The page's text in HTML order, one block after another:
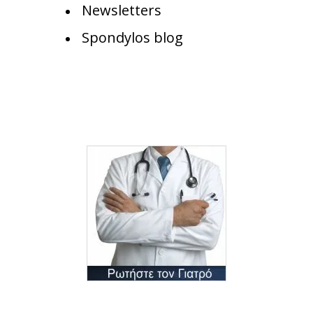
Newsletters
Spondylos blog